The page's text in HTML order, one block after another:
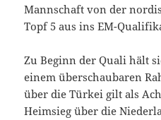
Mannschaft von der
Topf 5 aus ins EM-
Zu Beginn der Quali hält
einem überschaubaren
über die Türkei gilt als
Heimsieg über die